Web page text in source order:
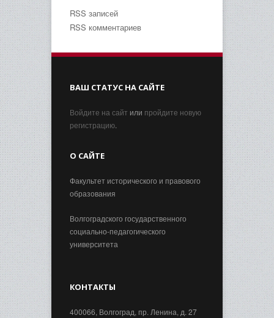
RSS записей
RSS комментариев
ВАШ СТАТУС НА САЙТЕ
Войдите на сайт или пройдите новую
регистрацию.
О САЙТЕ
Факультет исторического и правового
образования
Волгоградского государственного
социально-педагогического
университета
КОНТАКТЫ
400066, Волгоград, пр. Ленина, д. 27